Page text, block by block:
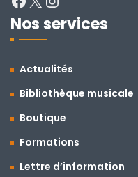
Nos services
Actualités
Bibliothèque musicale
Boutique
Formations
Lettre d’information